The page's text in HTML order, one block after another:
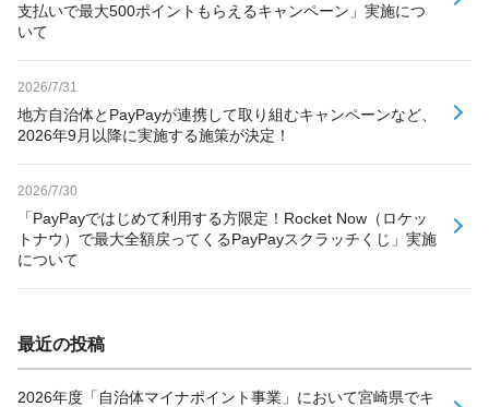
支払いで最大500ポイントもらえるキャンペーン」実施につ
いて
2026/7/31
地方自治体とPayPayが連携して取り組むキャンペーンなど、
2026年9月以降に実施する施策が決定！
2026/7/30
「PayPayではじめて利用する方限定！Rocket Now（ロケッ
トナウ）で最大全額戻ってくるPayPayスクラッチくじ」実施
について
最近の投稿
2026年度「自治体マイナポイント事業」において宮崎県でキ